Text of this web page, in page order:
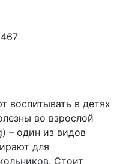
воспитывать в детях
во взрослой
– один из видов
для
Стоит